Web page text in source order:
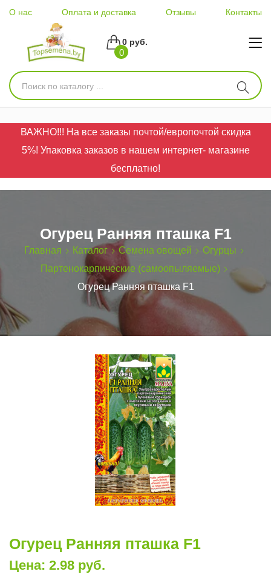
О нас Оплата и доставка Отзывы Контакты
0
0 руб.
ВАЖНО!!! На все заказы почтой/европочтой скидка
5%! Упаковка заказов в нашем интернет- магазине
бесплатно!
Огурец Ранняя пташка F1
Главная Каталог Семена овощей
Огурцы
Партенокарпические (самоопыляемые)
Огурец Ранняя пташка F1
Огурец Ранняя пташка F1
Цена: 2.98 руб.